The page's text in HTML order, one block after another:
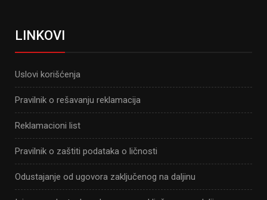
LINKOVI
Uslovi korišćenja
Pravilnik o rešavanju reklamacija
Reklamacioni list
Pravilnik o zaštiti podataka o ličnosti
Odustajanje od ugovora zaključenog na daljinu